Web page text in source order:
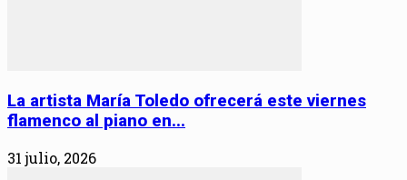
La artista María Toledo ofrecerá este viernes
flamenco al piano en...
31 julio, 2026